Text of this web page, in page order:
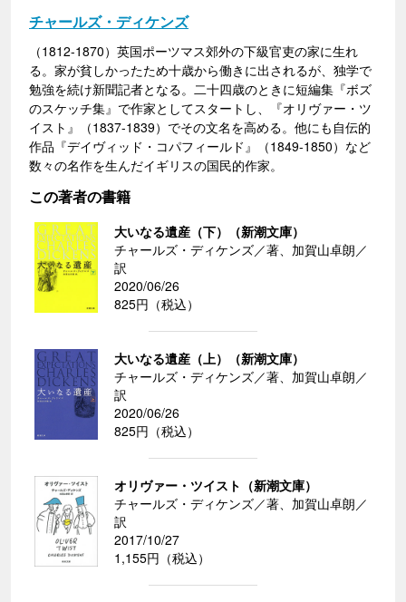
チャールズ・ディケンズ
（1812-1870）英国ポーツマス郊外の下級官吏の家に生れ
る。家が貧しかったため十歳から働きに出されるが、独学で
勉強を続け新聞記者となる。二十四歳のときに短編集『ボズ
のスケッチ集』で作家としてスタートし、『オリヴァー・ツ
イスト』（1837-1839）でその文名を高める。他にも自伝的
作品『デイヴィッド・コパフィールド』（1849-1850）など
数々の名作を生んだイギリスの国民的作家。
この著者の書籍
大いなる遺産（下）（新潮文庫）
チャールズ・ディケンズ／著、加賀山卓朗／
訳
2020/06/26
825円（税込）
大いなる遺産（上）（新潮文庫）
チャールズ・ディケンズ／著、加賀山卓朗／
訳
2020/06/26
825円（税込）
オリヴァー・ツイスト（新潮文庫）
チャールズ・ディケンズ／著、加賀山卓朗／
訳
2017/10/27
1,155円（税込）